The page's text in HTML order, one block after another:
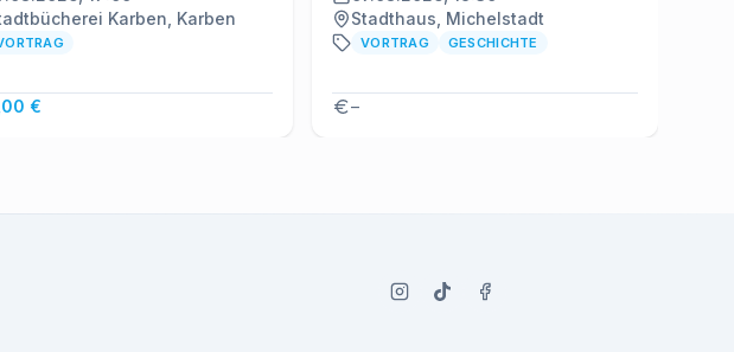
Karben, Karben
€
Stadthaus, Michelstadt
VORTRAG GESCHICHTE
–